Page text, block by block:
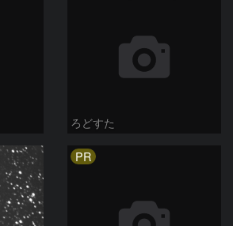
ろどすた
PR